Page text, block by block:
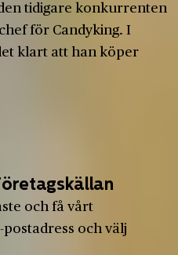
tidigare konkurrenten
för Candyking. I
klart att han köper
och få vårt
och välj